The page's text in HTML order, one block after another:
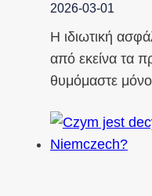
2026-03-01
Η ιδιωτική
από εκείνα τα
θυμόμαστε